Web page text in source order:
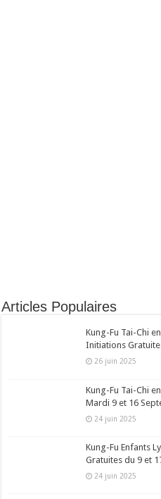
Articles Populaires
Kung-Fu Tai-Chi
Initiations
26 juin 2025
Kung-Fu Tai-Chi
Mardi 9 et 16
24 juin 2025
Kung-Fu Enfants
Gratuites du 9 et
24 juin 2025